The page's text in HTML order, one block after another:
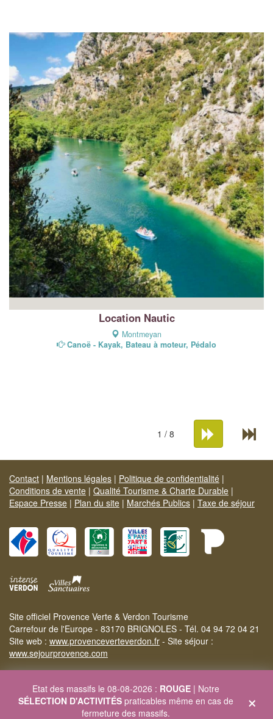
Location Nautic
Montmeyan
Canoë - Kayak, Bateau à moteur, Pédalo
1 / 8
Contact | Mentions légales | Politique de confidentialité |
Conditions de vente | Qualité Tourisme & Charte Durable |
Espace Presse | Plan du site | Marchés Publics | Taxe de séjour
Site officiel Provence Verte & Verdon Tourisme
Carrefour de l'Europe - 83170 BRIGNOLES - Tél. 04 94 72 04 21
Site web : www.provenceverteverdon.fr - Site séjour :
www.sejourprovence.com
×
Etat des massifs le 08-08-2026 : ROUGE | Notre
SÉLECTION D'ACTIVITÉS praticables même en cas de
fermeture des massifs.